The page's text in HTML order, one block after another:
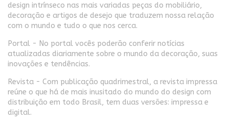
design intrínseco nas mais variadas peças do mobiliário,
decoração e artigos de desejo que traduzem nossa relação
com o mundo e tudo o que nos cerca.
Portal - No portal vocês poderão conferir notícias
atualizadas diariamente sobre o mundo da decoração, suas
inovações e tendências.
Revista - Com publicação quadrimestral, a revista impressa
reúne o que há de mais inusitado do mundo do design com
distribuição em todo Brasil, tem duas versões: impressa e
digital.